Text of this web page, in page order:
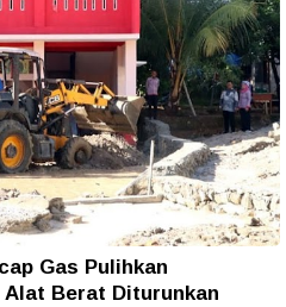
Gas Pulihkan
Berat Diturunkan